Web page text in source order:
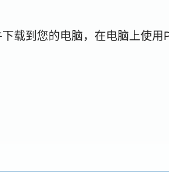
载到您的电脑，在电脑上使